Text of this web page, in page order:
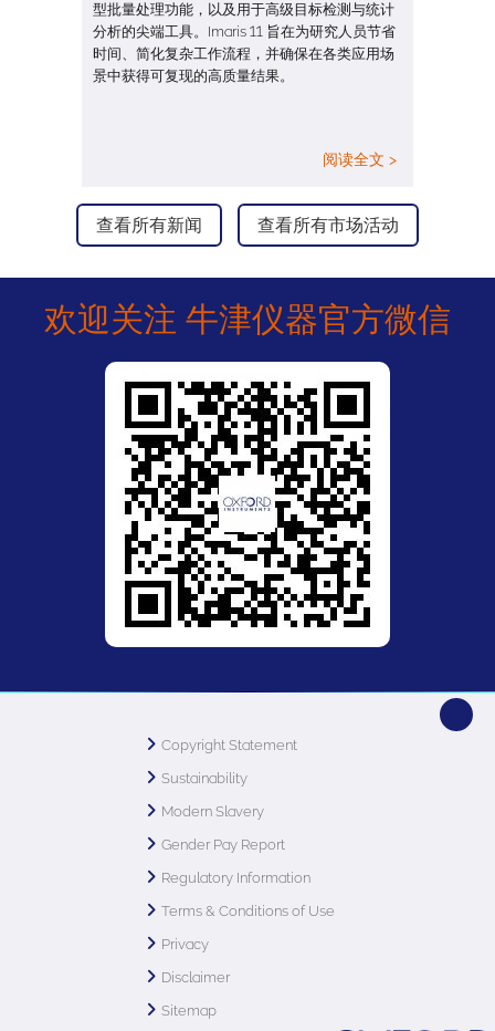
型批量处理功能，以及用于高级目标检测与统计
分析的尖端工具。Imaris 11 旨在为研究人员节省
时间、简化复杂工作流程，并确保在各类应用场
景中获得可复现的高质量结果。
阅读全文 >
查看所有新闻 查看所有市场活动
欢迎关注 牛津仪器官方微信
Copyright Statement
Sustainability
Modern Slavery
Gender Pay Report
Regulatory Information
Terms & Conditions of Use
Privacy
Disclaimer
Sitemap